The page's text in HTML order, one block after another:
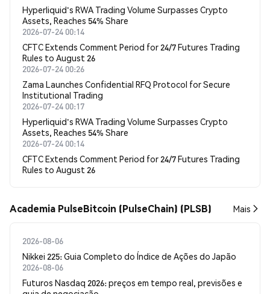
Hyperliquid's RWA Trading Volume Surpasses Crypto
Assets, Reaches 54% Share
2026-07-24 00:14
CFTC Extends Comment Period for 24/7 Futures Trading
Rules to August 26
2026-07-24 00:26
Zama Launches Confidential RFQ Protocol for Secure
Institutional Trading
2026-07-24 00:17
Hyperliquid's RWA Trading Volume Surpasses Crypto
Assets, Reaches 54% Share
2026-07-24 00:14
CFTC Extends Comment Period for 24/7 Futures Trading
Rules to August 26
Academia PulseBitcoin (PulseChain) (PLSB) Mais
2026-08-06
Nikkei 225: Guia Completo do Índice de Ações do Japão
2026-08-06
Futuros Nasdaq 2026: preços em tempo real, previsões e